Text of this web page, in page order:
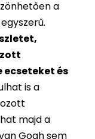
a
és
is a
majd a
Gogh sem